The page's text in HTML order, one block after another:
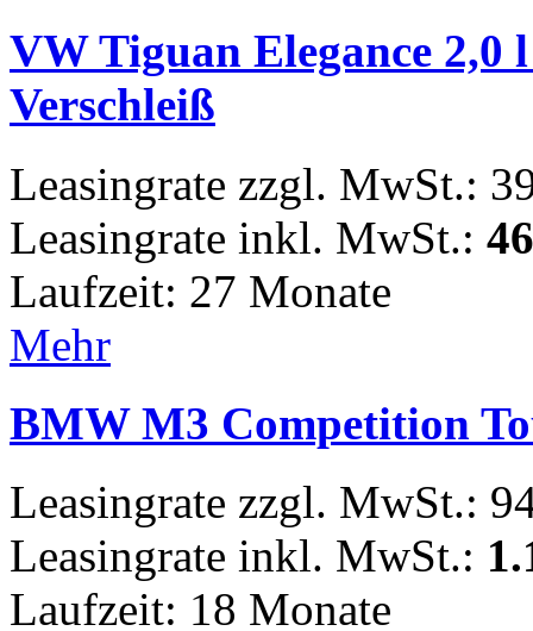
VW Tiguan Elegance
Verschleiß
Leasingrate zzgl. MwSt.:
Leasingrate inkl. MwSt.:
Laufzeit: 27 Monate
Mehr
BMW M3 Competition
Leasingrate zzgl. MwSt.:
Leasingrate inkl. MwSt.:
Laufzeit: 18 Monate